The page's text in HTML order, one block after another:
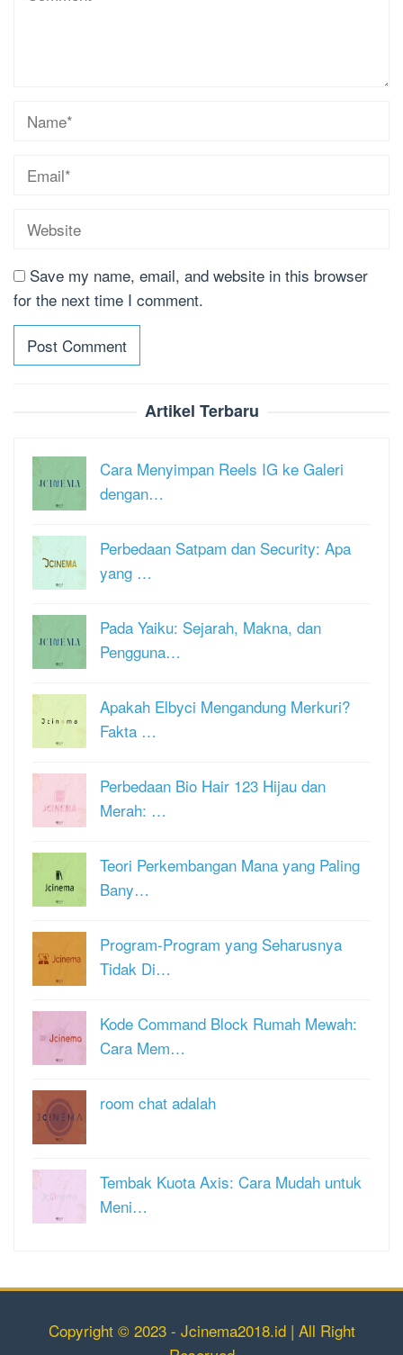
Save my name, email, and website in this browser
for the next time I comment.
Artikel Terbaru
Cara Menyimpan Reels IG ke Galeri
dengan…
Perbedaan Satpam dan Security: Apa
yang …
Pada Yaiku: Sejarah, Makna, dan
Pengguna…
Apakah Elbyci Mengandung Merkuri?
Fakta …
Perbedaan Bio Hair 123 Hijau dan
Merah: …
Teori Perkembangan Mana yang Paling
Bany…
Program-Program yang Seharusnya
Tidak Di…
Kode Command Block Rumah Mewah:
Cara Mem…
room chat adalah
Tembak Kuota Axis: Cara Mudah untuk
Meni…
Copyright © 2023 - Jcinema2018.id | All Right